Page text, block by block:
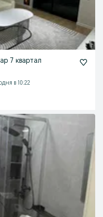
Чиланзар 7 квартал
в 10:22